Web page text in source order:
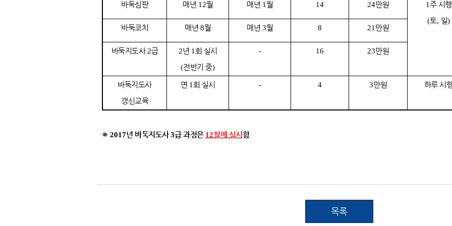
바둑심판 매년 12월 매년 1월 14 24만원 1주 시행
(토, 일)
바둑코치 매년 8월 매년 3월 8 21 만원
바둑지도사 2급 2년 1 회 실시
(전반기 중)
- 16 23만원
바둑지도사
갱신교육
연 1 회 실시 - 4 3만원 하루 시
※ 2017년 바둑지도사3급 과정은 12월에 실시 함
목록